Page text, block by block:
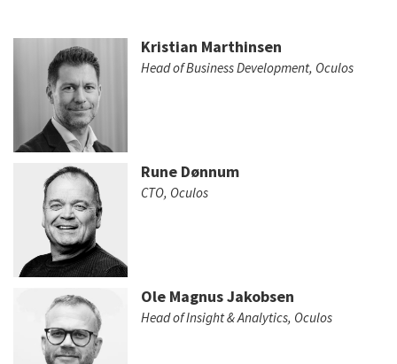
Kristian Marthinsen
Head of Business Development, Oculos
Rune Dønnum
CTO, Oculos
Ole Magnus Jakobsen
Head of Insight & Analytics, Oculos